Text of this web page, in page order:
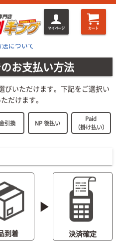
マイページ カート
について
お支払い方法
びいただけます。下記をご選択い
だけます。
引換 NP 後払い
Paid
（掛け払い）
到着
play_arrow
決済確定